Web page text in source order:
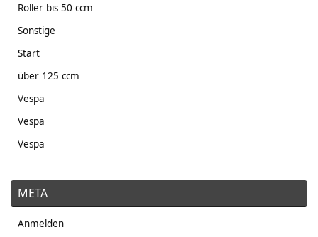
Roller bis 50 ccm
Sonstige
Start
über 125 ccm
Vespa
Vespa
Vespa
META
Anmelden